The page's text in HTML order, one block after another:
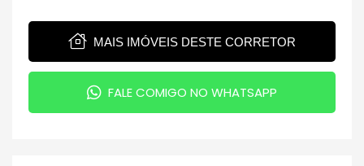
MAIS IMÓVEIS DESTE CORRETOR
FALE COMIGO NO WHATSAPP